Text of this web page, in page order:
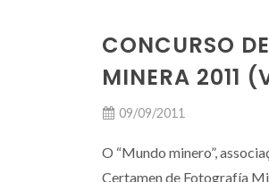
CONCURSO
MINERA 2011
09/09/2011
O “Mundo minero”,
Certamen de Fotografía